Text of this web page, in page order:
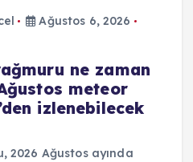
Ağustos 6, 2026
ne zaman
meteor
izlenebilecek
2026 Ağustos ayında